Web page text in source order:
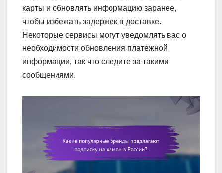
карты и обновлять информацию заранее,
чтобы избежать задержек в доставке.
Некоторые сервисы могут уведомлять вас о
необходимости обновления платежной
информации, так что следите за такими
сообщениями.